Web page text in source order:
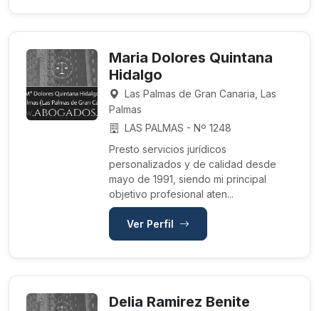
Maria Dolores Quintana
Hidalgo
Las Palmas de Gran Canaria, Las
Palmas
LAS PALMAS - Nº 1248
Presto servicios jurídicos
personalizados y de calidad desde
mayo de 1991, siendo mi principal
objetivo profesional aten...
Ver Perfil
Delia Ramirez Benite